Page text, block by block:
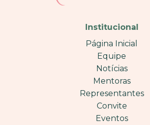
Institucional
Página Inicial
Equipe
Notícias
Mentoras
Representantes
Convite
Eventos